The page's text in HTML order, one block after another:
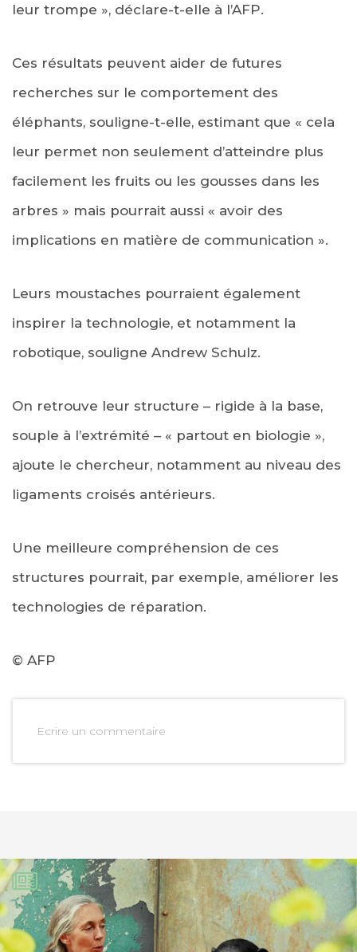
leur trompe », déclare-t-elle à l’AFP.
Ces résultats peuvent aider de futures
recherches sur le comportement des
éléphants, souligne-t-elle, estimant que « cela
leur permet non seulement d’atteindre plus
facilement les fruits ou les gousses dans les
arbres » mais pourrait aussi « avoir des
implications en matière de communication ».
Leurs moustaches pourraient également
inspirer la technologie, et notamment la
robotique, souligne Andrew Schulz.
On retrouve leur structure – rigide à la base,
souple à l’extrémité – « partout en biologie »,
ajoute le chercheur, notamment au niveau des
ligaments croisés antérieurs.
Une meilleure compréhension de ces
structures pourrait, par exemple, améliorer les
technologies de réparation.
© AFP
Ecrire un commentaire